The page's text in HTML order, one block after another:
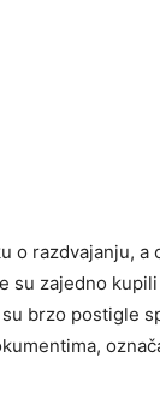
o razdvajanju,
su zajedno
brzo postigle